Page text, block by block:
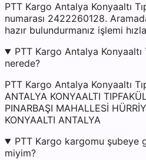
PTT Kargo Antalya Konyaaltı
numarası 2422260128.
hazır bulundurmanız işlemi
PTT Kargo Antalya
nerede?
PTT Kargo Antalya Konyaaltı
ANTALYA KONYAALTI
PINARBAŞI MAHALLESİ
KONYAALTI ANTALYA
PTT Kargo kargomu şubeye
miyim?